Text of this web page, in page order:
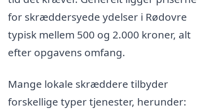
for skræddersyede ydelser i Rødovre
typisk mellem 500 og 2.000 kroner, alt
efter opgavens omfang.
Mange lokale skræddere tilbyder
forskellige typer tjenester, herunder: